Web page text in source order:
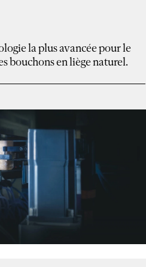
la plus avancée pour le
bouchons en liège naturel.